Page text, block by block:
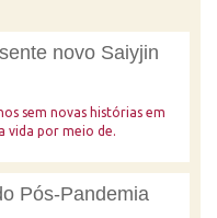
novo Saiyjin
sem novas histórias em
vida por meio de.
Pós-Pandemia